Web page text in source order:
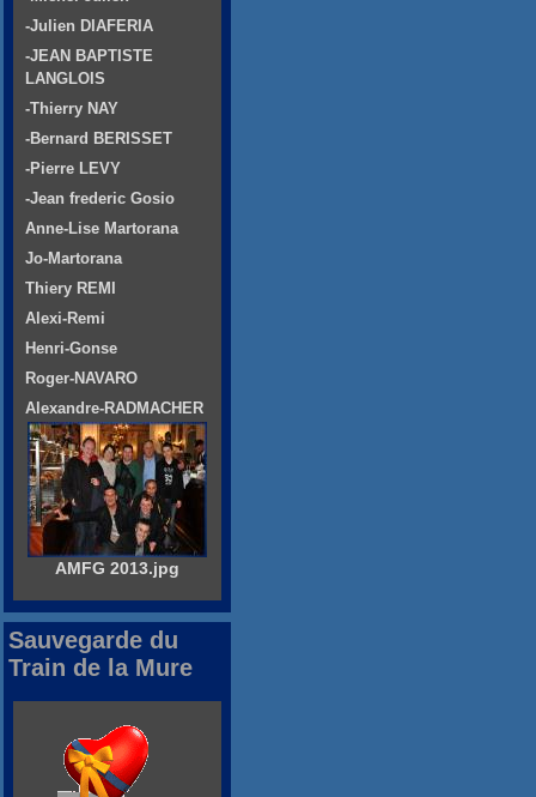
-Julien DIAFERIA
-JEAN BAPTISTE
LANGLOIS
-Thierry NAY
-Bernard BERISSET
-Pierre LEVY
-Jean frederic Gosio
Anne-Lise Martorana
Jo-Martorana
Thiery REMI
Alexi-Remi
Henri-Gonse
Roger-NAVARO
Alexandre-RADMACHER
AMFG 2013.jpg
Sauvegarde du
Train de la Mure